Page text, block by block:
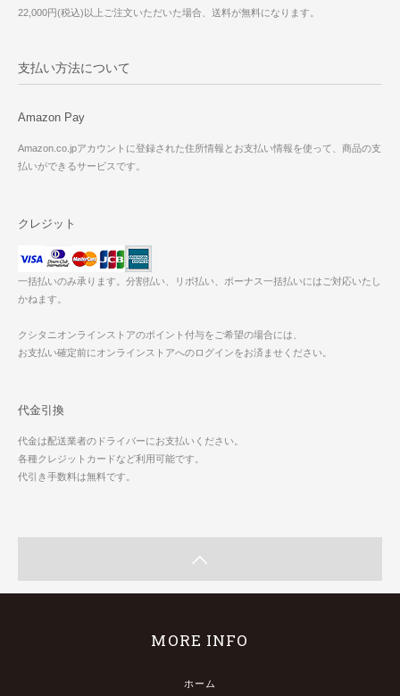
22,000円(税込)以上ご注文いただいた場合、送料が無料になります。
支払い方法について
Amazon Pay
Amazon.co.jpアカウントに登録された住所情報とお支払い情報を使って、商品の支
払いができるサービスです。
クレジット
一括払いのみ承ります。分割払い、リボ払い、ボーナス一括払いにはご対応いたし
かねます。
クシタニオンラインストアのポイント付与をご希望の場合には、
お支払い確定前にオンラインストアへのログインをお済ませください。
代金引換
代金は配送業者のドライバーにお支払いください。
各種クレジットカードなど利用可能です。
代引き手数料は無料です。
MORE INFO
ホーム